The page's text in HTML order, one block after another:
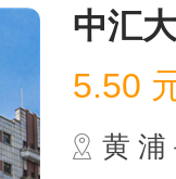
中汇
5.50
黄 浦